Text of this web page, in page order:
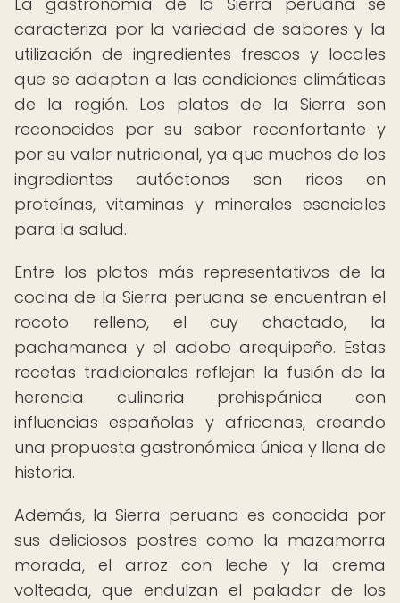
caracteriza por la variedad de sabores y la
utilización de ingredientes frescos y locales
que se adaptan a las condiciones climáticas
de la región. Los platos de la Sierra son
reconocidos por su sabor reconfortante y
por su valor nutricional, ya que muchos de los
ingredientes autóctonos son ricos en
proteínas, vitaminas y minerales esenciales
para la salud.
Entre los platos más representativos de la
cocina de la Sierra peruana se encuentran el
rocoto relleno, el cuy chactado, la
pachamanca y el adobo arequipeño. Estas
recetas tradicionales reflejan la fusión de la
herencia culinaria prehispánica con
influencias españolas y africanas, creando
una propuesta gastronómica única y llena de
historia.
Además, la Sierra peruana es conocida por
sus deliciosos postres como la mazamorra
morada, el arroz con leche y la crema
volteada, que endulzan el paladar de los